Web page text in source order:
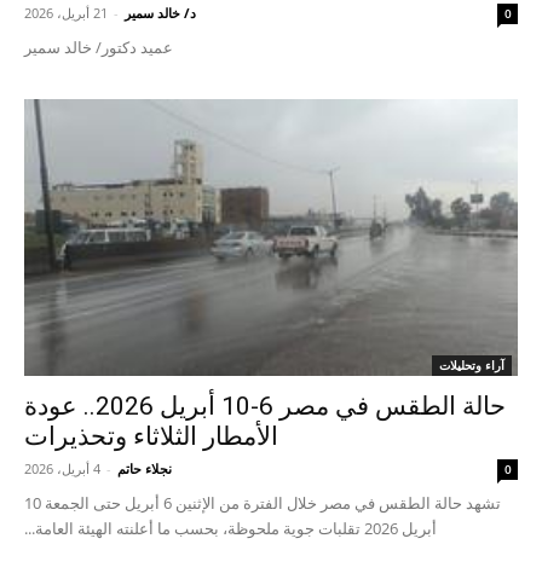
د/ خالد سمير - 21 أبريل، 2026 0
عميد دكتور/ خالد سمير
آراء وتحليلات
حالة الطقس في مصر 6-10 أبريل 2026.. عودة
الأمطار الثلاثاء وتحذيرات
نجلاء حاتم - 4 أبريل، 2026 0
تشهد حالة الطقس في مصر خلال الفترة من الإثنين 6 أبريل حتى الجمعة 10
أبريل 2026 تقلبات جوية ملحوظة، بحسب ما أعلنته الهيئة العامة...